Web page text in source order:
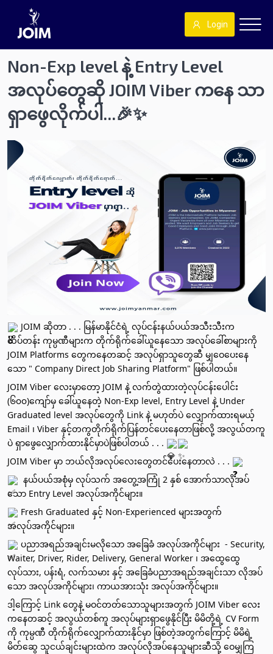
Login
Non-Exp level နဲ့ Entry Level
အလုပ်တွေဆို JOIM Viber ကနေ သာ
ရှာဖွေလိုက်ပါ...🎉✨
JOIM ဆိုတာ . . . မြန်မာနိုင်ငံရဲ့ လုပ်ငန်းနယ်ပယ်အသီးသီးက
ထိပ်တန်း ကုမ္ပဏီများက တိုက်ရိုက်ခေါ်ယူနေသော အလုပ်ခေါ်စာများကို
JOIM Platforms တွေကနေတဆင့် အလုပ်ရှာသူတွေဆီ မျှဝေပေးနေ
သော " Company Direct Job Sharing Platform" ဖြစ်ပါတယ်။
JOIM Viber လေးမှာတော့ JOIM နဲ့ လက်တွဲထားတဲ့လုပ်ငန်းပေါင်း
(၆၀၀)ကျော်မှ ခေါ်ယူနေတဲ့ Non-Exp level, Entry Level နဲ့ Under
Graduated level အလုပ်တွေကို Link နဲ့ မဟုတ်ပဲ လျှောက်ထားရမယ့်
Email ၊ Viber နှင့်တကွတိုက်ရိုက်ပြန်တင်ပေးနေတာဖြစ်လို့ အလွယ်တကူ
ပဲ ရှာ‌ဖွေလျှောက်ထားနိုင်မှာပဲဖြစ်ပါတယ် . . .
JOIM Viber မှာ ဘယ်လိုအလုပ်လေးတွေတင်ပေးနေတာလဲ . . .
  နယ်ပယ်အစုံမှ လုပ်သက် အတွေ့အကြုံ 2 နှစ် အောက်သာလိုအပ်
သော Entry Level အလုပ်အကိုင်များ။
Fresh Graduated နှင့် Non-Experienced များအတွက်
အလုပ်အကိုင်များ။
ပညာအ‌ရည်အချင်းမလိုသော အခြေခံ အလုပ်အကိုင်များ  - Security,
Waiter, Driver, Rider, Delivery, General Worker ၊ အထွေထွေ
လုပ်သား, ပန်းရံ, လက်သမား နှင့် အခြေခံပညာအရည်အချင်းသာ လိုအပ်
သော အလုပ်အကိုင်များ၊ ကာယအားသုံး အလုပ်အကိုင်များ။
ဒါ့​ကြောင့် Link တွေနဲ့ မဝင်တတ်သောသူများအတွက် JOIM Viber လေး
ကနေတဆင့် အလွယ်တစ်ကူ အလုပ်များရှာဖွေနိုင်ပြီး မိမိတို့ရဲ့ CV Form
ကို ကုမ္ပဏီ တိုက်ရိုက်လျှောက်ထားနိုင်မှာ ဖြစ်တဲ့အတွက်ကြောင့် မိမိရဲ့
မိတ်ဆွေ သူငယ်ချင်းများထဲက အလုပ်လိုအပ်နေသူများဆီသို့ ဝေမျှကြ